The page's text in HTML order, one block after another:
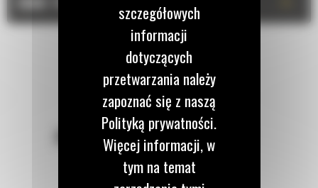
POZOSTAŃMY W KONTAKCIE
szczegółowych
informacji
dotyczących
przetwarzania należy
zapoznać się z naszą
Polityką prywatności.
Więcej informacji, w
tym na temat